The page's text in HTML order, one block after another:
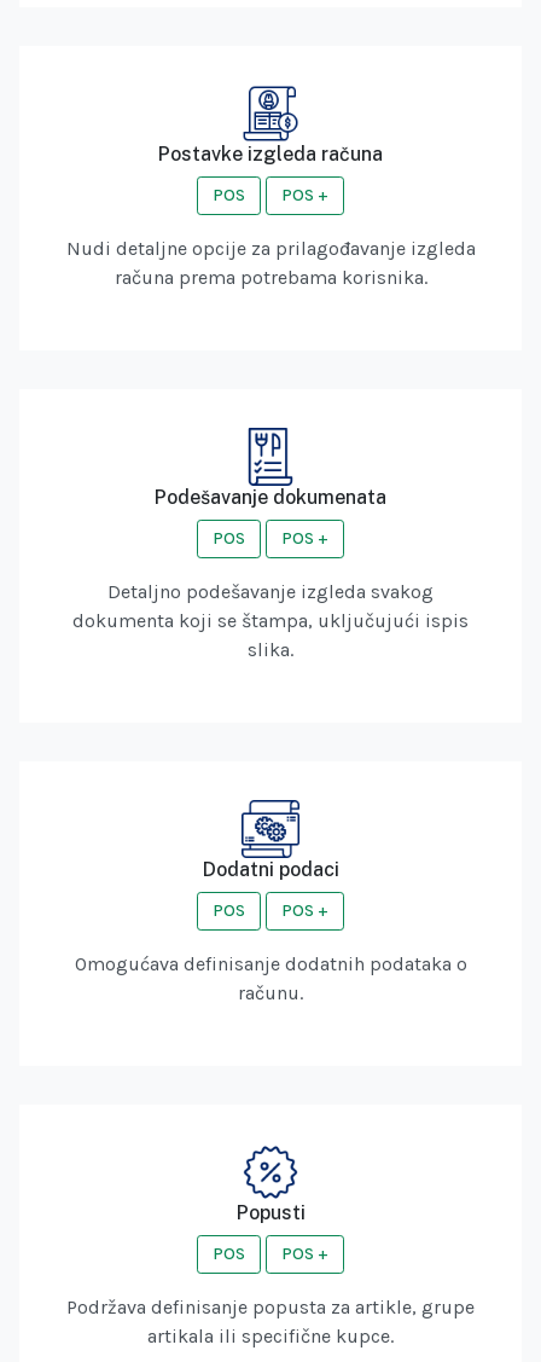
Postavke izgleda računa
POS POS +
Nudi detaljne opcije za prilagođavanje izgleda
računa prema potrebama korisnika.
Podešavanje dokumenata
POS POS +
Detaljno podešavanje izgleda svakog
dokumenta koji se štampa, uključujući ispis
slika.
Dodatni podaci
POS POS +
Omogućava definisanje dodatnih podataka o
računu.
Popusti
POS POS +
Podržava definisanje popusta za artikle, grupe
artikala ili specifične kupce.